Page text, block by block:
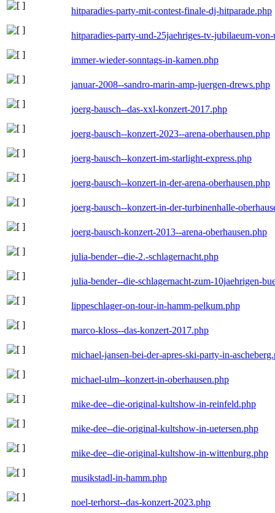
hitparadies-party-mit-contest-finale-dj-hitparade.php
hitparadies-party-und-25jaehriges-tv-jubilaeum-
immer-wieder-sonntags-in-kamen.php
januar-2008--sandro-marin-amp-juergen-drews.php
joerg-bausch--das-xxl-konzert-2017.php
joerg-bausch--konzert-2023--arena-oberhausen.php
joerg-bausch--konzert-im-starlight-express.php
joerg-bausch--konzert-in-der-arena-oberhausen.php
joerg-bausch--konzert-in-der-turbinenhalle-
joerg-bausch-konzert-2013--arena-oberhausen.php
julia-bender--die-2.-schlagernacht.php
julia-bender--die-schlagernacht-zum-10jaehrigen-
lippeschlager-on-tour-in-hamm-pelkum.php
marco-kloss--das-konzert-2017.php
michael-jansen-bei-der-apres-ski-party-in-
michael-ulm--konzert-in-oberhausen.php
mike-dee--die-original-kultshow-in-reinfeld.php
mike-dee--die-original-kultshow-in-uetersen.php
mike-dee--die-original-kultshow-in-wittenburg.php
musikstadl-in-hamm.php
noel-terhorst--das-konzert-2023.php